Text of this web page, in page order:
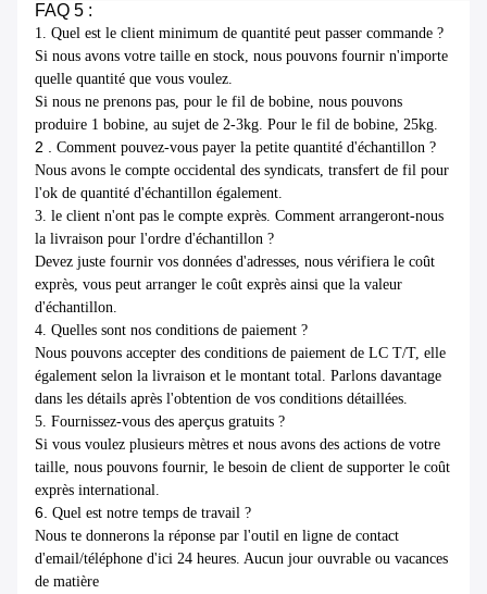
FAQ 5 :
1. Quel est le client minimum de quantité peut passer commande ?
Si nous avons votre taille en stock, nous pouvons fournir n'importe
quelle quantité que vous voulez.
Si nous ne prenons pas, pour le fil de bobine, nous pouvons
produire 1 bobine, au sujet de 2-3kg. Pour le fil de bobine, 25kg.
2 . Comment pouvez-vous payer la petite quantité d'échantillon ?
Nous avons le compte occidental des syndicats, transfert de fil pour
l'ok de quantité d'échantillon également.
3. le client n'ont pas le compte exprès. Comment arrangeront-nous
la livraison pour l'ordre d'échantillon ?
Devez juste fournir vos données d'adresses, nous vérifiera le coût
exprès, vous peut arranger le coût exprès ainsi que la valeur
d'échantillon.
4. Quelles sont nos conditions de paiement ?
Nous pouvons accepter des conditions de paiement de LC T/T, elle
également selon la livraison et le montant total. Parlons davantage
dans les détails après l'obtention de vos conditions détaillées.
5. Fournissez-vous des aperçus gratuits ?
Si vous voulez plusieurs mètres et nous avons des actions de votre
taille, nous pouvons fournir, le besoin de client de supporter le coût
exprès international.
6. Quel est notre temps de travail ?
Nous te donnerons la réponse par l'outil en ligne de contact
d'email/téléphone d'ici 24 heures. Aucun jour ouvrable ou vacances
de matière